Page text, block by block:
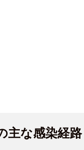
主な感染経路